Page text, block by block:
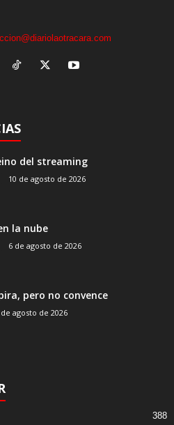
del streaming
10 de agosto de 2026
la nube
6 de agosto de 2026
pero no convence
agosto de 2026
388